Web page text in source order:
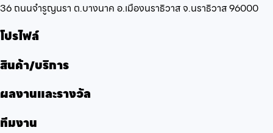
36 ถนนจำรูญนรา ต.บางนาค อ.เมืองนราธิวาส จ.นราธิวาส 96000
โปรไฟล์
สินค้า/บริการ
ผลงานและรางวัล
ทีมงาน